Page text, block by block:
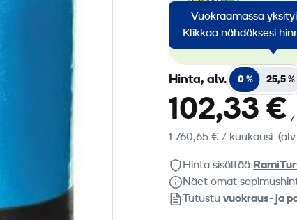
Vuokraamassa
Klikkaa nähdäksesi
Hinta, alv. 0 % 25,5 %
102,33 € /
1 760,65 € / kuukausi (alv
Hinta sisältää
Näet omat
Tutustu vuokraus- ja